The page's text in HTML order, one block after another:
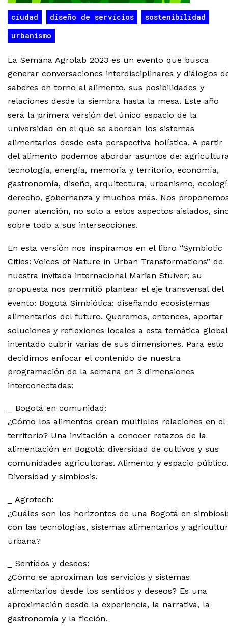
ciudad diseño de servicios
sostenibilidad
urbanismo
La Semana Agrolab 2023 es un evento que busca
generar conversaciones interdisciplinares y diálogos
saberes en torno al alimento, sus posibilidades y
relaciones desde la siembra hasta la mesa. Este año
será la primera versión del único espacio de la
universidad en el que se abordan los sistemas
alimentarios desde esta perspectiva holística. A partir
del alimento podemos abordar asuntos de:
tecnología, energía, memoria y territorio, economía,
gastronomía, diseño, arquitectura, urbanismo,
derecho, gobernanza y muchos más. Nos
poner atención, no solo a estos aspectos aislados,
sobre todo a sus intersecciones.
En esta versión nos inspiramos en el libro “Symbiotic
Cities: Voices of Nature in Urban Transformations” de
nuestra invitada internacional Marian Stuiver; su
propuesta nos permitió plantear el eje transversal del
evento: Bogotá Simbiótica: diseñando ecosistemas
alimentarios del futuro. Queremos, entonces, aportar
soluciones y reflexiones locales a esta temática global
intentado cubrir varias de sus dimensiones. Para esto
decidimos enfocar el contenido de nuestra
programación de la semana en 3 dimensiones
interconectadas:
_ Bogotá en comunidad:
¿Cómo los alimentos crean múltiples relaciones en el
territorio? Una invitación a conocer retazos de la
alimentación en Bogotá: diversidad de cultivos y sus
comunidades agricultoras. Alimento y espacio
Diversidad y simbiosis.
_ Agrotech:
¿Cuáles son los horizontes de una Bogotá en
con las tecnologías, sistemas alimentarios y
urbana?
_ Sentidos y deseos:
¿Cómo se aproximan los servicios y sistemas
alimentarios desde los sentidos y deseos? Es una
aproximación desde la experiencia, la narrativa, la
gastronomía y la ficción.